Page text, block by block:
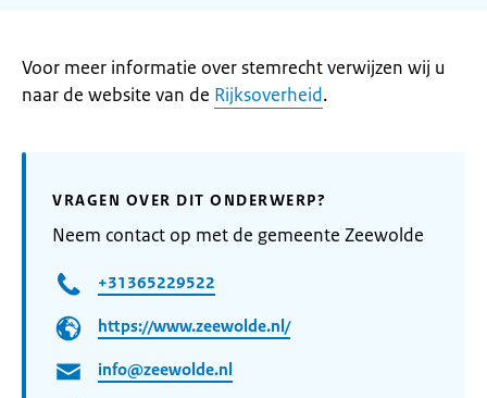
Voor meer informatie over stemrecht verwijzen wij u
naar de website van de Rijksoverheid.
VRAGEN OVER DIT ONDERWERP?
Neem contact op met de gemeente Zeewolde
+31365229522
https://www.zeewolde.nl/
info@zeewolde.nl